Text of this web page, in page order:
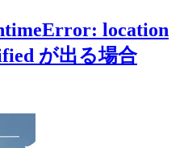
location
が出る場合